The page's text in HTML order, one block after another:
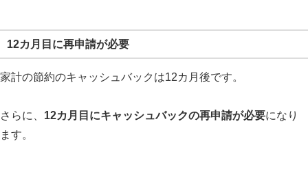
12カ月目に再申請が必要
家計の節約のキャッシュバックは12カ月後です。
さらに、 12カ月目にキャッシュバックの再申請が必要になり
ます。